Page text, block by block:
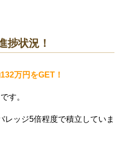
捗状況！
万円をGET！
す。
レッジ5倍程度で積立していま